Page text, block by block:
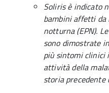
Soliris è indicato
bambini affetti da
notturna (EPN).
sono dimostrate
più sintomi clinici
attività della
storia precedente